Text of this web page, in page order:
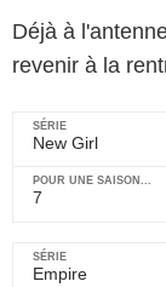
Déjà à
revenir à la
New Girl
7
Empire